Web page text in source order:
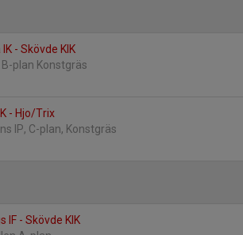
- Skövde KIK
plan Konstgräs
- Hjo/Trix
IP, C-plan, Konstgräs
IF - Skövde KIK